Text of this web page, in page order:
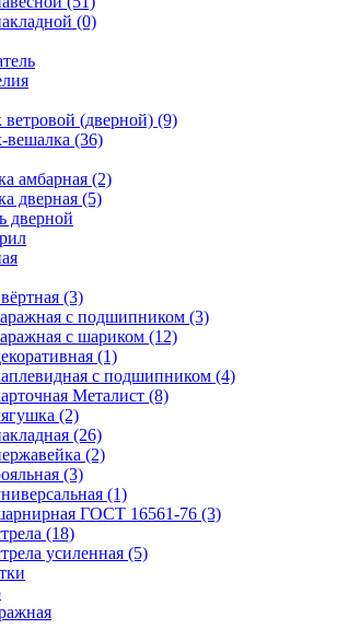
(0)
(дверной) (9)
вешалка (36)
амбарная (2)
дверная (5)
дверной
(3)
с подшипником (3)
с шариком (12)
(1)
с подшипником (4)
Металист (8)
(2)
(26)
(2)
(3)
(1)
ГОСТ 16561-76 (3)
(18)
усиленная (5)